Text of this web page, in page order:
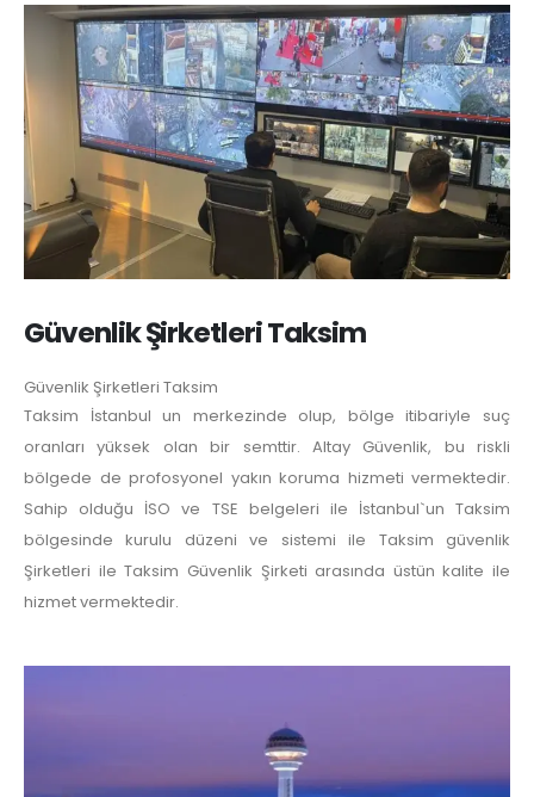
Güvenlik Şirketleri Taksim
Güvenlik Şirketleri Taksim
Taksim İstanbul un merkezinde olup, bölge itibariyle suç
oranları yüksek olan bir semttir. Altay Güvenlik, bu riskli
bölgede de profosyonel yakın koruma hizmeti vermektedir.
Sahip olduğu İSO ve TSE belgeleri ile İstanbul`un Taksim
bölgesinde kurulu düzeni ve sistemi ile Taksim güvenlik
Şirketleri ile Taksim Güvenlik Şirketi arasında üstün kalite ile
hizmet vermektedir.